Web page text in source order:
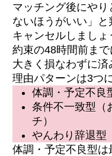
マッチング後にや
ないほうがいい」
キャンセルしましょ
約束の48時間前ま
大きく損なわずに済
理由パターンは3つ
体調・予定不良
条件不一致型（
チ）
やんわり辞退型
体調・予定不良型